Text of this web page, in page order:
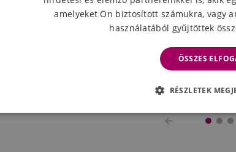
kamera lencse
amelyeket Ön biztosított számukra, vagy
használatából gyűjtöttek
ÖSSZES
RÉSZLETEK